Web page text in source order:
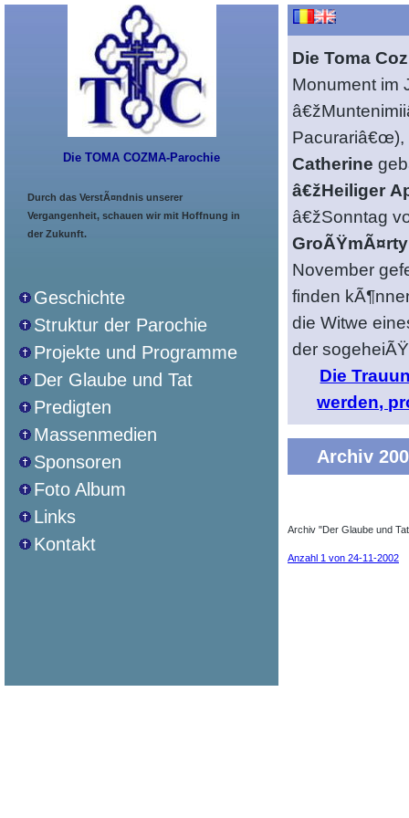
Die TOMA COZMA-Parochie
Durch das VerstÃ¤ndnis unserer
Vergangenheit, schauen wir mit Hoffnung in
der Zukunft.
Geschichte
Struktur der Parochie
Projekte und Programme
Der Glaube und Tat
Predigten
Massenmedien
Sponsoren
Foto Album
Links
Kontakt
Die Toma
Monument im
Catherine
â€žHeiliger
â€žSonntag
November
finden
die Witwe
der
Die
werden,
Archiv
Archiv "Der Glaube und
Anzahl 1 von 24-11-2002